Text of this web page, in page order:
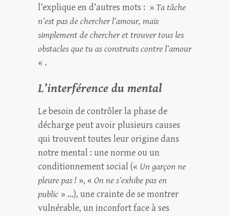
l’explique en d’autres mots : » Ta tâche
n’est pas de chercher l’amour, mais
simplement de chercher et trouver tous les
obstacles que tu as construits contre l’amour
« .
L’interférence du mental
Le besoin de contrôler la phase de
décharge peut avoir plusieurs causes
qui trouvent toutes leur origine dans
notre mental : une norme ou un
conditionnement social (« Un garçon ne
pleure pas ! », « On ne s’exhibe pas en
public » …), une crainte de se montrer
vulnérable, un inconfort face à ses